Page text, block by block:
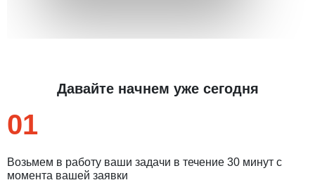
Давайте начнем уже сегодня
01
Возьмем в работу ваши задачи в течение 30 минут с
момента вашей заявки